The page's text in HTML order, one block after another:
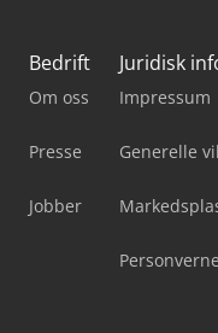
Bedrift
Om oss
Presse
Jobber
Juridisk
Impressum
Generelle